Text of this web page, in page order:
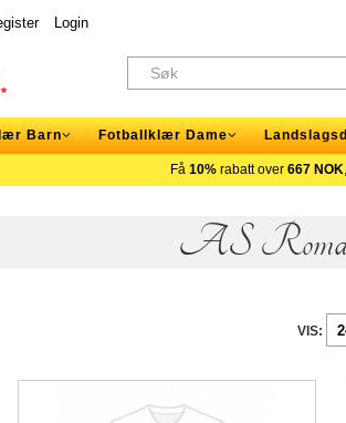
Login
Barn Fotballklær Dame
Få 10% rabatt over 667 NOK
AS Roma
VIS: